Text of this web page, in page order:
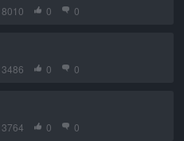
8010 0 0
3486 0 0
3764 0 0